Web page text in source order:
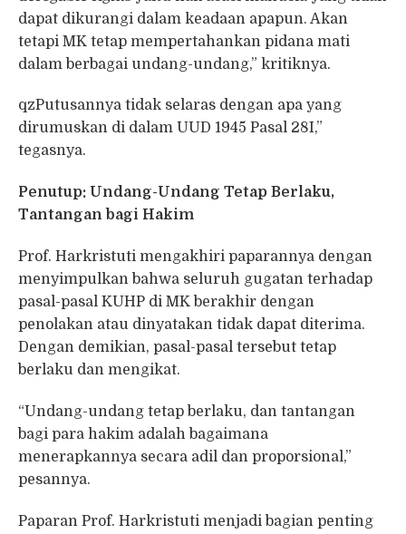
dapat dikurangi dalam keadaan apapun. Akan
tetapi MK tetap mempertahankan pidana mati
dalam berbagai undang-undang,” kritiknya.
qzPutusannya tidak selaras dengan apa yang
dirumuskan di dalam UUD 1945 Pasal 28I,”
tegasnya.
Penutup: Undang-Undang Tetap Berlaku,
Tantangan bagi Hakim
Prof. Harkristuti mengakhiri paparannya dengan
menyimpulkan bahwa seluruh gugatan terhadap
pasal-pasal KUHP di MK berakhir dengan
penolakan atau dinyatakan tidak dapat diterima.
Dengan demikian, pasal-pasal tersebut tetap
berlaku dan mengikat.
“Undang-undang tetap berlaku, dan tantangan
bagi para hakim adalah bagaimana
menerapkannya secara adil dan proporsional,”
pesannya.
Paparan Prof. Harkristuti menjadi bagian penting